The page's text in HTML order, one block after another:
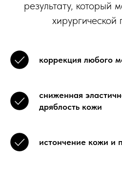
результату, который
хирургической
коррекция любого
сниженная
дряблость кожи
истончение кожи и